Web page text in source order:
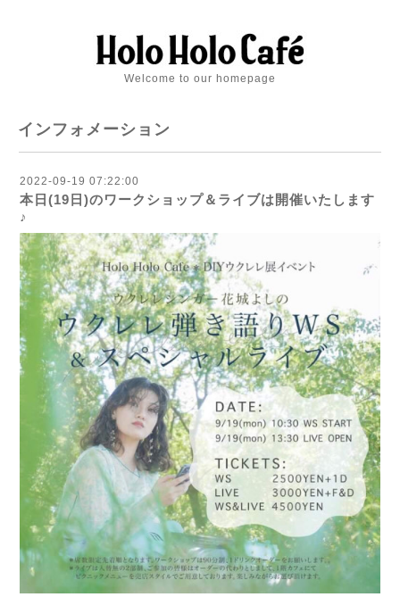
Welcome to our homepage
インフォメーション
2022-09-19 07:22:00
本日(19日)のワークショップ＆ライブは開催いたします
♪